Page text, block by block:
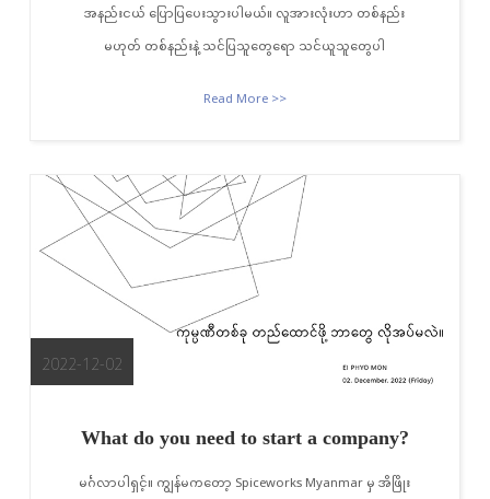
အနည်းငယ် ပြောပြပေးသွားပါမယ်။ လူအားလုံးဟာ တစ်နည်း
မဟုတ် တစ်နည်းနဲ့ သင်ပြသူတွေရော သင်ယူသူတွေပါ
Read More >>
2022-12-02
What do you need to start a company?
မင်္ဂလာပါရှင့်။ ကျွန်မကတော့ Spiceworks Myanmar မှ အိဖြိုး